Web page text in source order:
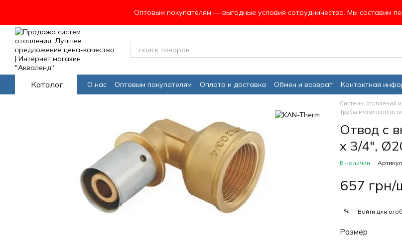
Оптовым покупателям — выгодные условия сотрудничества. Мы составим
Каталог О нас Оптовым покупателям Оплата и доставка Обмен и возврат Контактная
Програма лояльности
Системы отопления
Трубы
Отвод с
х 3/4",
В наличии
657 грн/
% Войти для
Размер